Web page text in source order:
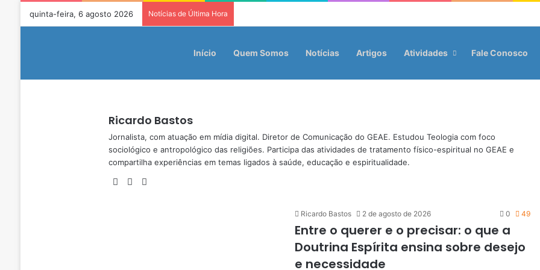
quinta-feira, 6 agosto 2026 Notícias de Última Hora
Início Quem Somos Notícias Artigos Atividades Fale Conosco
Ricardo Bastos
Jornalista, com atuação em mídia digital. Diretor de Comunicação do GEAE. Estudou Teologia com foco
sociológico e antropológico das religiões. Participa das atividades de tratamento físico-espiritual no GEAE e
compartilha experiências em temas ligados à saúde, educação e espiritualidade.
We
Fa
Ricardo Bastos 2 de agosto de 2026 0 49
Entre o querer e o precisar: o que a
Doutrina Espírita ensina sobre desejo
e necessidade